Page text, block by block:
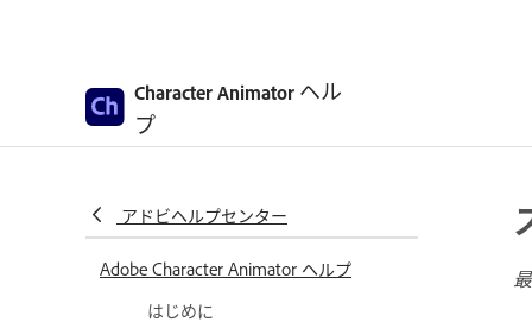
Character Animator ヘル
プ
アドビヘルプセンター
Adobe Character Animator ヘルプ
はじめに